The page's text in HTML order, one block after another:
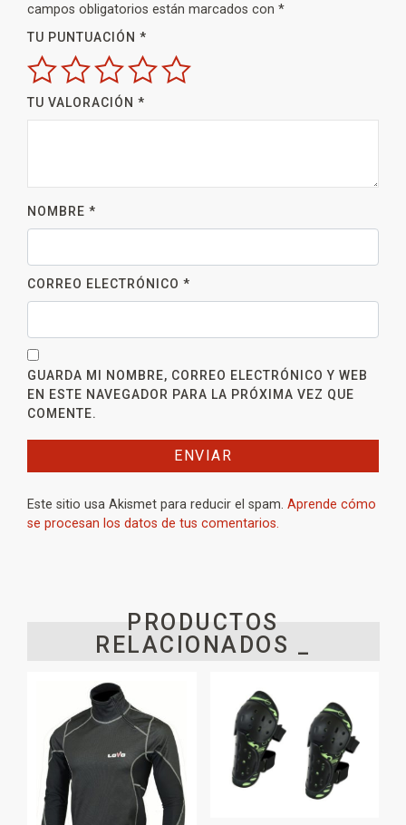
campos obligatorios están marcados con *
TU PUNTUACIÓN *
TU VALORACIÓN *
NOMBRE *
CORREO ELECTRÓNICO *
GUARDA MI NOMBRE, CORREO ELECTRÓNICO Y WEB
EN ESTE NAVEGADOR PARA LA PRÓXIMA VEZ QUE
COMENTE.
Este sitio usa Akismet para reducir el spam. Aprende cómo
se procesan los datos de tus comentarios.
PRODUCTOS
RELACIONADOS _